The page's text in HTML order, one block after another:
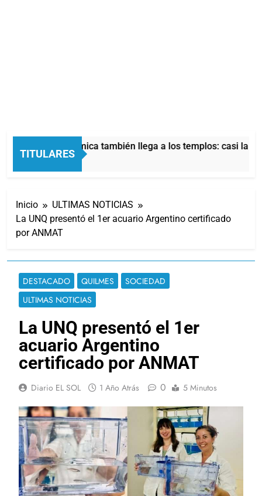
TITULARES
La crisis económica también llega a los templos: casi la
8 Horas Atrás
Inicio
ULTIMAS NOTICIAS
La UNQ presentó el 1er acuario Argentino certificado
por ANMAT
DESTACADO QUILMES
SOCIEDAD
ULTIMAS NOTICIAS
La UNQ presentó el 1er
acuario Argentino
certificado por ANMAT
Diario EL SOL 1 Año Atrás 0 5 Minutos